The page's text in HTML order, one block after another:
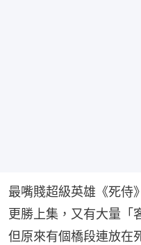
最嘴賤超級英雄《死侍
更勝上集，又有大量「
但原來有個橋段連放在